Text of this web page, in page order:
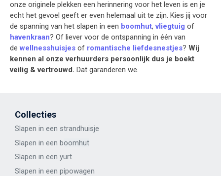
onze originele plekken een herinnering voor het leven is en je
echt het gevoel geeft er even helemaal uit te zijn. Kies jij voor
de spanning van het slapen in een boomhut,vliegtuig of
havenkraan? Of liever voor de ontspanning in één van
de wellnesshuisjes of romantische liefdesnestjes? Wij
kennen al onze verhuurders persoonlijk dus je boekt
veilig & vertrouwd. Dat garanderen we.
Collecties
Slapen in een strandhuisje
Slapen in een boomhut
Slapen in een yurt
Slapen in een pipowagen